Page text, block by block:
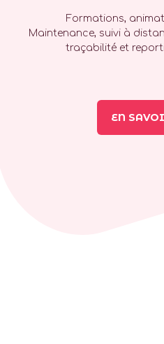
Formations,
Maintenance, suivi à
traçabilité et
EN